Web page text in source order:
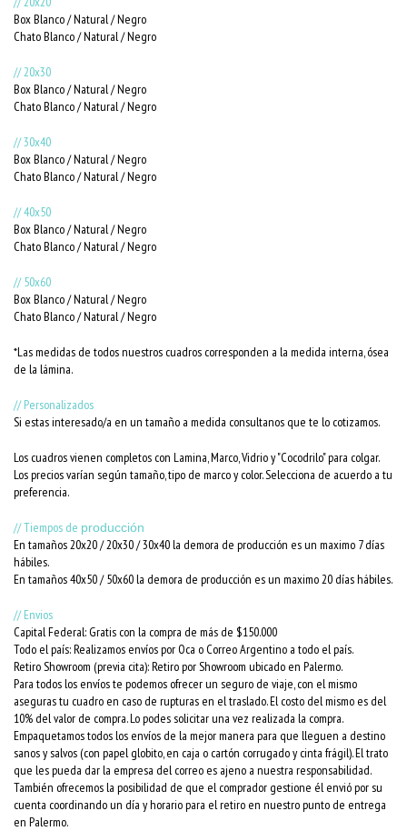
Box Blanco / Natural / Negro
Chato Blanco / Natural / Negro
// 20x30
Box Blanco / Natural / Negro
Chato Blanco / Natural / Negro
// 30x40
Box Blanco / Natural / Negro
Chato Blanco / Natural / Negro
// 40x50
Box Blanco / Natural / Negro
Chato Blanco / Natural / Negro
// 50x60
Box Blanco / Natural / Negro
Chato Blanco / Natural / Negro
*Las medidas de todos nuestros cuadros corresponden a la medida interna, ósea
de la lámina.
// Personalizados
Si estas interesado/a en un tamaño a medida consultanos que te lo cotizamos.
Los cuadros vienen completos con Lamina, Marco, Vidrio y "Cocodrilo" para colgar.
Los precios varían según tamaño, tipo de marco y color. Selecciona de acuerdo a tu
preferencia.
// Tiempos de producción
En tamaños 20x20 / 20x30 / 30x40 la demora de producción es un maximo 7 días
hábiles.
En tamaños 40x50 / 50x60 la demora de producción es un maximo 20 días hábiles.
// Envios
Capital Federal: Gratis con la compra de más de $150.000
Todo el país: Realizamos envíos por Oca o Correo Argentino a todo el país.
Retiro Showroom (previa cita): Retiro por Showroom ubicado en Palermo.
Para todos los envíos te podemos ofrecer un seguro de viaje, con el mismo
aseguras tu cuadro en caso de rupturas en el traslado. El costo del mismo es del
10% del valor de compra. Lo podes solicitar una vez realizada la compra.
Empaquetamos todos los envíos de la mejor manera para que lleguen a destino
sanos y salvos (con papel globito, en caja o cartón corrugado y cinta frágil). El trato
que les pueda dar la empresa del correo es ajeno a nuestra responsabilidad.
También ofrecemos la posibilidad de que el comprador gestione él envió por su
cuenta coordinando un día y horario para el retiro en nuestro punto de entrega
en Palermo.